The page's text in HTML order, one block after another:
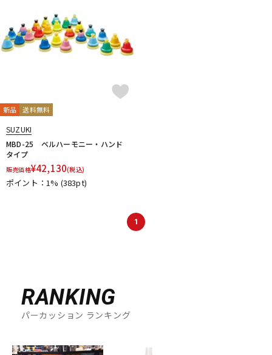
新品 送料無料
SUZUKI
MBD-25 ベルハーモニー・ハンド
タイプ
販売価格¥42,130(税込)
ポイント：1% (383pt)
1
RANKING
パーカッション ランキング